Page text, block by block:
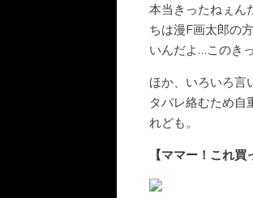
本当きったねぇん
ちは漫F画太郎の
いんだよ…このき
ほか、いろいろ言
タバレ絡むため自
れども。
【ママー！これ買